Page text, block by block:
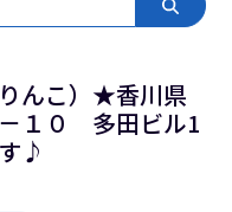
んこ）★香川県
１０ 多田ビル1
♪